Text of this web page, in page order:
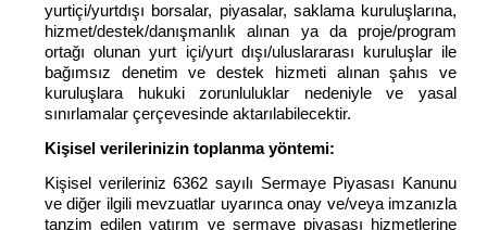
yurtiçi/yurtdışı borsalar, piyasalar, saklama kuruluşlarına,
hizmet/destek/danışmanlık alınan ya da proje/program
ortağı olunan yurt içi/yurt dışı/uluslararası kuruluşlar ile
bağımsız denetim ve destek hizmeti alınan şahıs ve
kuruluşlara hukuki zorunluluklar nedeniyle ve yasal
sınırlamalar çerçevesinde aktarılabilecektir.
Kişisel verilerinizin toplanma yöntemi:
Kişisel verileriniz 6362 sayılı Sermaye Piyasası Kanunu
ve diğer ilgili mevzuatlar uyarınca onay ve/veya imzanızla
tanzim edilen yatırım ve sermaye piyasası hizmetlerine